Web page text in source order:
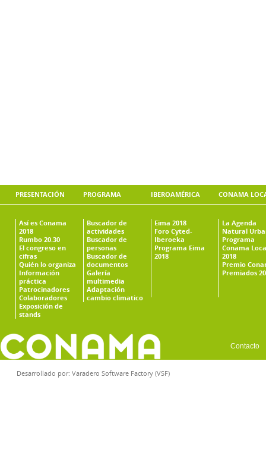
PRESENTACIÓN
Así es Conama
2018
Rumbo 20.30
El congreso en
cifras
Quién lo organiza
Información
práctica
Patrocinadores
Colaboradores
Exposición de
stands
PROGRAMA
Buscador de
actividades
Buscador de
personas
Buscador de
documentos
Galería
multimedia
Adaptación
cambio climatico
IBEROAMÉRICA
Eima 2018
Foro Cyted-
Iberoeka
Programa Eima
2018
CONAMA
La Agenda
Natural
Programa
Conama
2018
Premio
Premiados
Contacto
Desarrollado por: Varadero Software Factory (VSF)